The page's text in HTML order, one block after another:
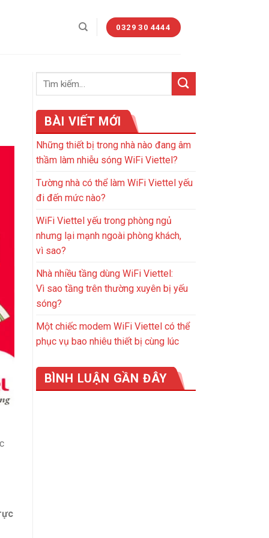
0329 30 4444
BÀI VIẾT MỚI
Những thiết bị trong nhà nào đang âm
thầm làm nhiễu sóng WiFi Viettel?
Tường nhà có thể làm WiFi Viettel yếu
đi đến mức nào?
WiFi Viettel yếu trong phòng ngủ
nhưng lại mạnh ngoài phòng khách,
vì sao?
Nhà nhiều tầng dùng WiFi Viettel:
Vì sao tầng trên thường xuyên bị yếu
sóng?
Một chiếc modem WiFi Viettel có thể
phục vụ bao nhiêu thiết bị cùng lúc
BÌNH LUẬN GẦN ĐÂY